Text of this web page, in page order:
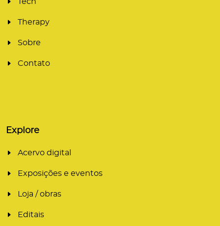
Therapy
Sobre
Contato
Explore
Acervo digital
Exposições e eventos
Loja / obras
Editais